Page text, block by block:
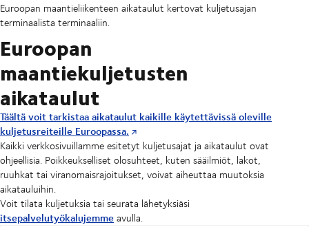
Euroopan maantieliikenteen aikataulut kertovat kuljetusajan
terminaalista terminaaliin.
Euroopan
maantiekuljetusten
aikataulut
Täältä voit tarkistaa aikataulut kaikille käytettävissä oleville
kuljetusreiteille Euroopassa.
Kaikki verkkosivuillamme esitetyt kuljetusajat ja aikataulut ovat
ohjeellisia. Poikkeukselliset olosuhteet, kuten sääilmiöt, lakot,
ruuhkat tai viranomaisrajoitukset, voivat aiheuttaa muutoksia
aikatauluihin.
Voit tilata kuljetuksia tai seurata lähetyksiäsi
itsepalvelutyökalujemmeavulla.